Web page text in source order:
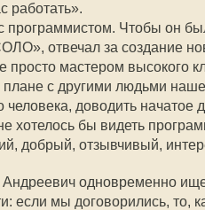
работать».
Чтобы он
отвечал за создание
мастером высокого
с другими людьми
человека, доводить начатое
хотелось бы видеть
добрый, отзывчивый,
одновременно
если мы договорились, то,